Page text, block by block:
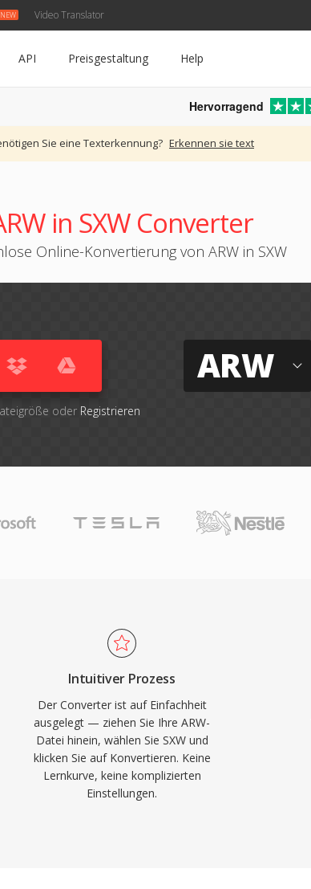
Video Translator
API Preisgestaltung Help
Hervorragend
Sie eine Texterkennung? Erkennen sie text
in SXW Converter
Online-Konvertierung von ARW in SXW
oder Registrieren
ARW
Intuitiver Prozess
Der Converter ist auf Einfachheit
ausgelegt — ziehen Sie Ihre ARW-
Datei hinein, wählen Sie SXW und
klicken Sie auf Konvertieren. Keine
Lernkurve, keine komplizierten
Einstellungen.